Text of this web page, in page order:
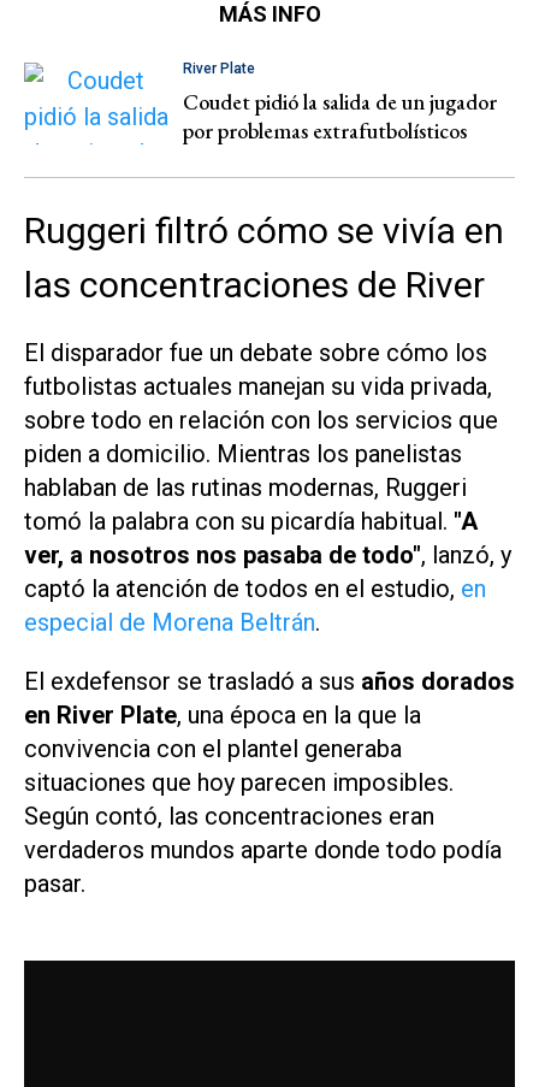
MÁS INFO
River Plate
Coudet pidió la salida de un jugador
por problemas extrafutbolísticos
Ruggeri filtró cómo se vivía en
las concentraciones de River
El disparador fue un debate sobre cómo los
futbolistas actuales manejan su vida privada,
sobre todo en relación con los servicios que
piden a domicilio. Mientras los panelistas
hablaban de las rutinas modernas, Ruggeri
tomó la palabra con su picardía habitual. "A
ver, a nosotros nos pasaba de todo", lanzó, y
captó la atención de todos en el estudio, en
especial de Morena Beltrán.
El exdefensor se trasladó a sus años dorados
en River Plate, una época en la que la
convivencia con el plantel generaba
situaciones que hoy parecen imposibles.
Según contó, las concentraciones eran
verdaderos mundos aparte donde todo podía
pasar.